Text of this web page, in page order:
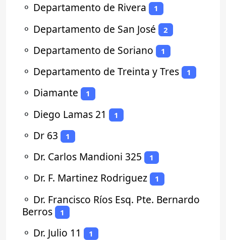
⚬ Departamento de Rivera 1
⚬ Departamento de San José 2
⚬ Departamento de Soriano 1
⚬ Departamento de Treinta y Tres 1
⚬ Diamante 1
⚬ Diego Lamas 21 1
⚬ Dr 63 1
⚬ Dr. Carlos Mandioni 325 1
⚬ Dr. F. Martinez Rodriguez 1
⚬ Dr. Francisco Ríos Esq. Pte. Bernardo
Berros
1
⚬ Dr. Julio 11 1